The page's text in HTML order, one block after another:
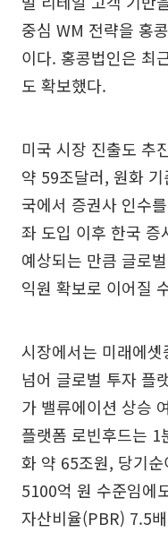
중심 WM 전략을 홍
이다. 홍콩법인은 최
도 확보했다.
미국 시장 진출도 추
약 59조달러, 원화
국에서 증권사 인수
좌 도입 이후 한국 증
예상되는 만큼 글로
익원 확보로 이어질
시장에서는 미래에
넘어 글로벌 투자 플
가 밸류에이션 상승
플랫폼 로빈후드는
화 약 65조원, 당기
5100억 원 수준임에
자산비율(PBR) 7.5